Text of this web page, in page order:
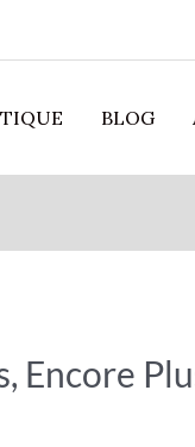
BLOG
Encore